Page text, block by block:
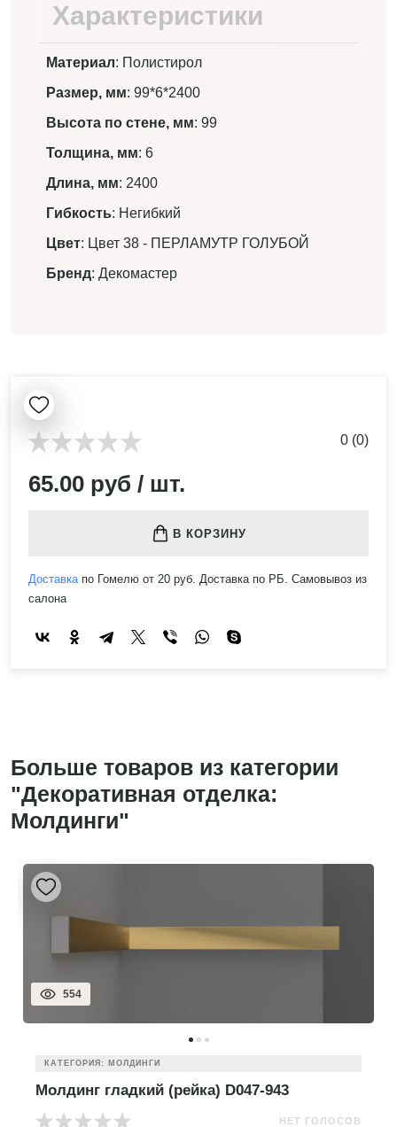
Характеристики
Материал: Полистирол
Размер, мм: 99*6*2400
Высота по стене, мм: 99
Толщина, мм: 6
Длина, мм: 2400
Гибкость: Негибкий
Цвет: Цвет 38 - ПЕРЛАМУТР ГОЛУБОЙ
Бренд: Декомастер
0 (0)
65.00 руб / шт.
В КОРЗИНУ
Доставкапо Гомелю от 20 руб. Доставка по РБ. Самовывоз из
салона
Больше товаров из категории
"Декоративная отделка:
Молдинги"
554
КАТЕГОРИЯ: МОЛДИНГИ
Молдинг гладкий (рейка) D047-943
НЕТ ГОЛОСОВ